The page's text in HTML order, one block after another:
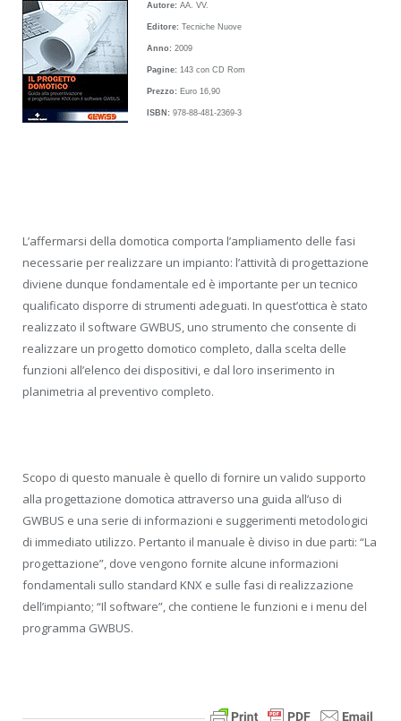
Autore: AA. VV.
Editore: Tecniche Nuove
Anno: 2009
Pagine: 143 con CD Rom
Prezzo: Euro 16,90
ISBN: 978-88-481-2369-3
L’affermarsi della domotica comporta l’ampliamento delle fasi
necessarie per realizzare un impianto: l’attività di progettazione
diviene dunque fondamentale ed è importante per un tecnico
qualificato disporre di strumenti adeguati. In quest’ottica è stato
realizzato il software GWBUS, uno strumento che consente di
realizzare un progetto domotico completo, dalla scelta delle
funzioni all’elenco dei dispositivi, e dal loro inserimento in
planimetria al preventivo completo.
Scopo di questo manuale è quello di fornire un valido supporto
alla progettazione domotica attraverso una guida all’uso di
GWBUS e una serie di informazioni e suggerimenti metodologici
di immediato utilizzo. Pertanto il manuale è diviso in due parti: “La
progettazione”, dove vengono fornite alcune informazioni
fondamentali sullo standard KNX e sulle fasi di realizzazione
dell’impianto; “Il software”, che contiene le funzioni e i menu del
programma GWBUS.